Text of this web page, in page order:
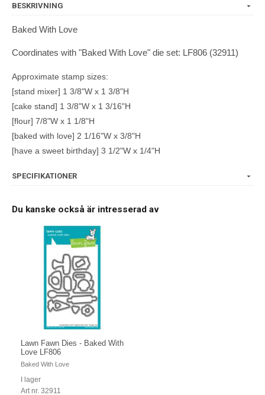
BESKRIVNING
Baked With Love
Coordinates with "Baked With Love" die set: LF806 (32911)
Approximate stamp sizes:
[stand mixer] 1 3/8"W x 1 3/8"H
[cake stand] 1 3/8"W x 1 3/16"H
[flour] 7/8"W x 1 1/8"H
[baked with love] 2 1/16"W x 3/8"H
[have a sweet birthday] 3 1/2"W x 1/4"H
SPECIFIKATIONER
Du kanske också är intresserad av
Lawn Fawn Dies - Baked With
Love LF806
Baked With Love
I lager
Art nr. 32911